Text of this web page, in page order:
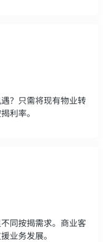
？只需将现有物业转
利率。
同按揭需求。商业客
业务发展。